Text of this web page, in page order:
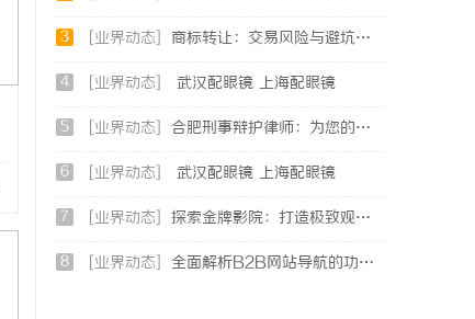
3 [业界动态] 商标转让：交易风险与避坑指南
4 [业界动态] 武汉配眼镜 上海配眼镜
5 [业界动态] 合肥刑事辩护律师：为您的权益保驾护航
6 [业界动态] 武汉配眼镜 上海配眼镜
7 [业界动态] 探索金牌影院：打造极致观影体验的现代影院典范
8 [业界动态] 全面解析B2B网站导航的功能与发展趋势